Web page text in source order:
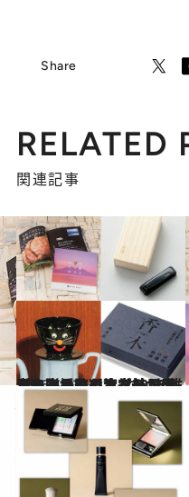
Share
RELATED
関連記事
2026.5.13
【もっと読む】【結果発表】贈りもの大賞2026 誰かのために選ぶなら、便利さとかわいさを兼ね備えた逸品を。第1位は新生活を応援するアイテム！
ライフスタイル